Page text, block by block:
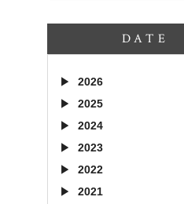
DATE
2026
2025
2024
2023
2022
2021